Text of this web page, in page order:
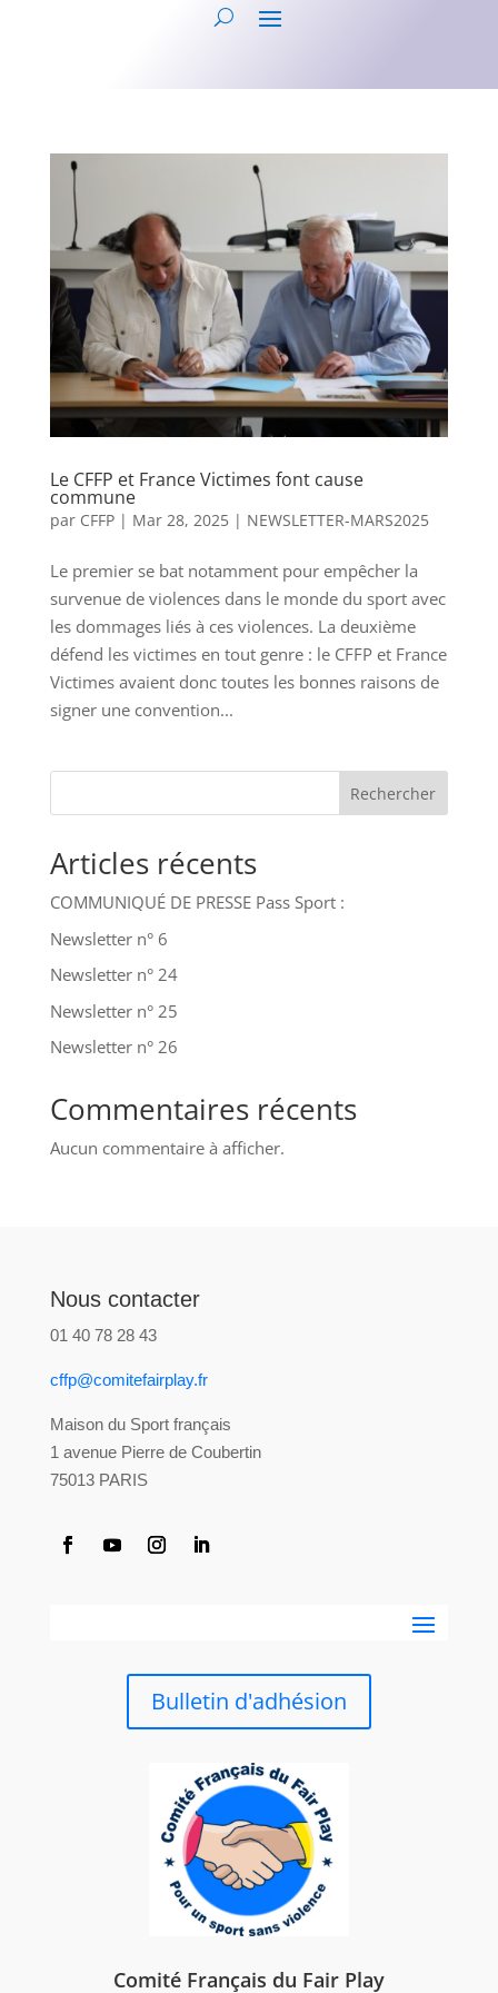
Le CFFP et France Victimes font cause
commune
par CFFP| Mar 28, 2025| NEWSLETTER-MARS2025
Le premier se bat notamment pour empêcher la
survenue de violences dans le monde du sport avec
les dommages liés à ces violences. La deuxième
défend les victimes en tout genre : le CFFP et France
Victimes avaient donc toutes les bonnes raisons de
signer une convention...
Rechercher
Articles récents
COMMUNIQUÉ DE PRESSE Pass Sport :
Newsletter n° 6
Newsletter n° 24
Newsletter n° 25
Newsletter n° 26
Commentaires récents
Aucun commentaire à afficher.
Nous contacter
01 40 78 28 43
cffp@comitefairplay.fr
Maison du Sport français
1 avenue Pierre de Coubertin
75013 PARIS
Bulletin d'adhésion
Comité Français du Fair Play